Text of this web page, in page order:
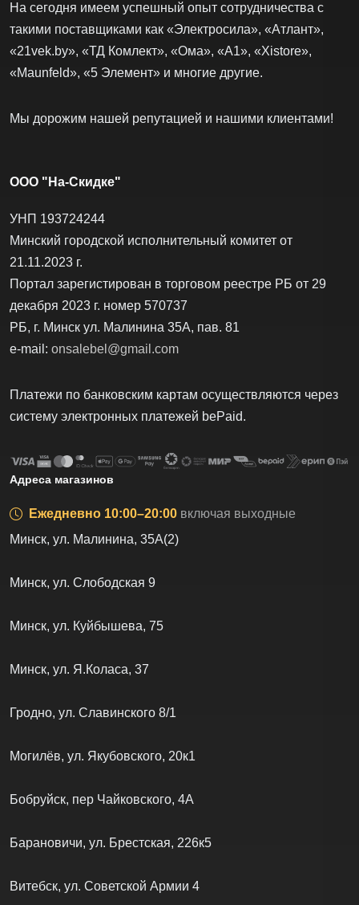
На сегодня имеем успешный опыт сотрудничества с
такими поставщиками как «Электросила», «Атлант»,
«21vek.by», «ТД Комлект», «Ома», «А1», «Xistore»,
«Maunfeld», «5 Элемент» и многие другие.
Мы дорожим нашей репутацией и нашими клиентами!
ООО "На-Скидке"
УНП 193724244
Минский городской исполнительный комитет от
21.11.2023 г.
Портал зарегистирован в торговом реестре РБ от 29
декабря 2023 г. номер 570737
РБ, г. Минск ул. Малинина 35А, пав. 81
e-mail: onsalebel@gmail.com
Платежи по банковским картам осуществляются через
систему электронных платежей bеPаid.
Адреса магазинов
Ежедневно 10:00–20:00 включая выходные
Минск, ул. Малинина, 35А(2)
Минск, ул. Слободская 9
Минск, ул. Куйбышева, 75
Минск, ул. Я.Коласа, 37
Гродно, ул. Славинского 8/1
Могилёв, ул. Якубовского, 20к1
Бобруйск, пер Чайковского, 4А
Барановичи, ул. Брестская, 226к5
Витебск, ул. Советской Армии 4